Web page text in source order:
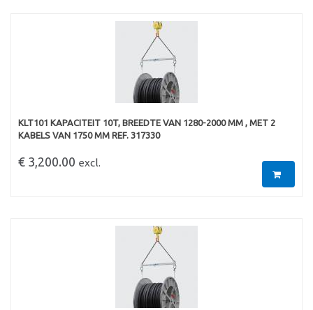
KLT101 KAPACITEIT 10T, BREEDTE VAN 1280-2000 MM , MET 2
KABELS VAN 1750 MM REF. 317330
€ 3,200.00 excl.